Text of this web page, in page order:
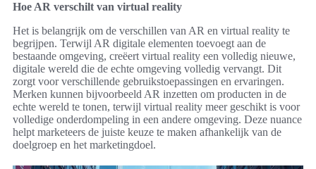
Hoe AR verschilt van virtual reality
Het is belangrijk om de verschillen van AR en virtual reality te
begrijpen. Terwijl AR digitale elementen toevoegt aan de
bestaande omgeving, creëert virtual reality een volledig nieuwe,
digitale wereld die de echte omgeving volledig vervangt. Dit
zorgt voor verschillende gebruikstoepassingen en ervaringen.
Merken kunnen bijvoorbeeld AR inzetten om producten in de
echte wereld te tonen, terwijl virtual reality meer geschikt is voor
volledige onderdompeling in een andere omgeving. Deze nuance
helpt marketeers de juiste keuze te maken afhankelijk van de
doelgroep en het marketingdoel.